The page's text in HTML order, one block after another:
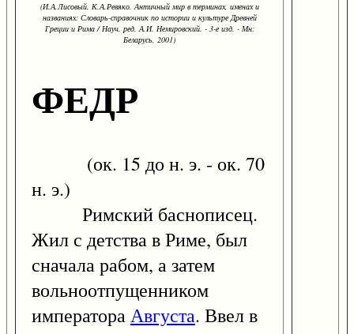
(И.А.Лисовый, К.А.Ревяко. Античный мир в терминах, именах и
названиях: Словарь-справочник по истории и культуре Древней
Греции и Рима / Науч. ред. А.И. Немировский. - 3-е изд. - Мн:
Беларусь, 2001)
ФЕДР
(ок. 15 до н. э. - ок. 70
н. э.)
Римский баснописец.
Жил с детства в Риме, был
сначала рабом, а затем
вольноотпущенником
императораАвгуста. Ввел в